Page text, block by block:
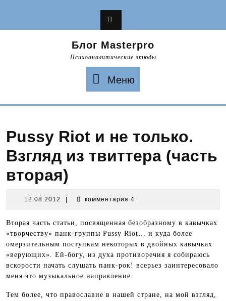
Блог Masterpro
Психоаналитические этюды
Меню
Pussy Riot и не только.
Взгляд из твиттера (часть
вторая)
12.08.2012 12.08.2012комментария 4
Вторая часть статьи, посвященная безобразному в кавычках
«творчеству» панк-группы Pussy Riot… и куда более
омерзительным поступкам некоторых в двойных кавычках
«верующих». Ей-богу, из духа противоречия я собираюсь
вскорости начать слушать панк-рок! всерьез заинтересовало
меня это музыкальное направление.
Тем более, что православие в нашей стране, на мой взгляд,